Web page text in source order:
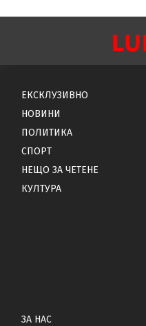
ЕКСКЛУЗИВНО
НОВИНИ
ПОЛИТИКА
СПОРТ
НЕЩО ЗА ЧЕТЕНЕ
КУЛТУРА
ЗА НАС